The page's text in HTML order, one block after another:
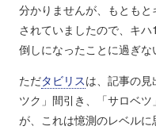
分かりませんが、もとも
されていましたので、キ
倒しになったことに過ぎな
ただタビリスは、記事の
ツク」間引き、「サロベ
が、これは憶測のレベルに